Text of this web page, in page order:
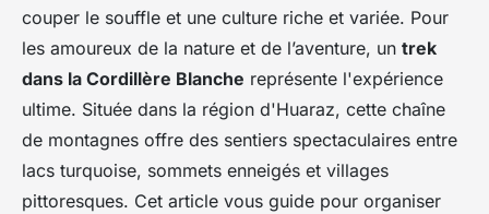
couper le souffle et une culture riche et variée. Pour
les amoureux de la nature et de l’aventure, un trek
dans la Cordillère Blanche représente l'expérience
ultime. Située dans la région d'Huaraz, cette chaîne
de montagnes offre des sentiers spectaculaires entre
lacs turquoise, sommets enneigés et villages
pittoresques. Cet article vous guide pour organiser